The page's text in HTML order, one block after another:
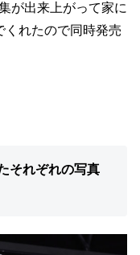
が出来上がって家に
くれたので同時発売
それぞれの写真